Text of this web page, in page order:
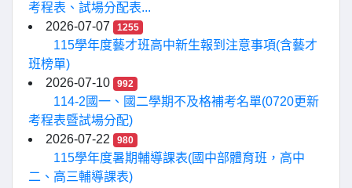
考程表、試場分配表...
2026-07-07
1255
115學年度藝才班高中新生報到注意事項(含藝才
班榜單)
2026-07-10
992
114-2國一、國二學期不及格補考名單(0720更新
考程表暨試場分配)
2026-07-22
980
115學年度暑期輔導課表(國中部體育班，高中
二、高三輔導課表)